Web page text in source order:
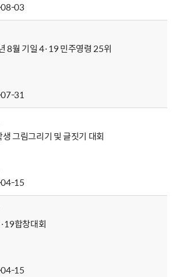
03
8월 기일 4·19 민주영령 25위
31
생 그림그리기 및 글짓기 대회
15
합창대회
15